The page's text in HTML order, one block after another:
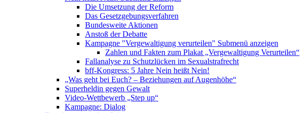
Die Umsetzung der Reform
Das Gesetzgebungsverfahren
Bundesweite Aktionen
Anstoß der Debatte
Kampagne "Vergewaltigung verurteilen" Submenü anzeigen
Zahlen und Fakten zum Plakat „Vergewaltigung Verurteilen“
Fallanalyse zu Schutzlücken im Sexualstrafrecht
bff-Kongress: 5 Jahre Nein heißt Nein!
„Was geht bei Euch? – Beziehungen auf Augenhöhe“
Superheldin gegen Gewalt
Video-Wettbewerb „Step up“
Kampagne: Dialog